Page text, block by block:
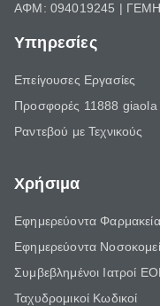
ΑΦΜ: 094019245 |
Υπηρεσίες
Επείγουσες Εργασίες
Προσφορές 11888 giaola
Ραντεβού με Τεχνικούς
Χρήσιμα
Εφημερεύοντα Φαρμακεία
Εφημερεύοντα
Συμβεβλημένοι Ιατροί
Ταχυδρομικοί Κωδικοί